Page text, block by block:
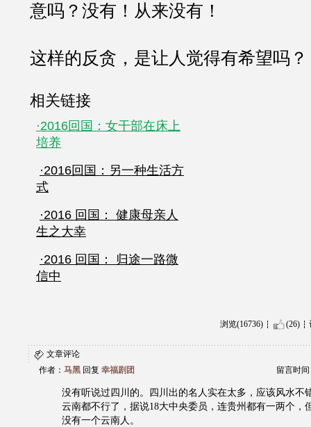
意吗？没有！从来没有！
这样的反贪，是让人觉得有希望吗？
相关链接
·2016回国：女干部在床上
培养
·2016回国：另一种生活方
式
·2016 回国： 健康母亲人
生之大幸
·2016 回国： 归途一路微
信中
浏览(16736) (26)
文章评论
作者： 马黑 回复 幸福剧团 留言时间
没有听说过四川的。四川出的名人实在太多，应该风水不
云南都不行了，据说18大中央委员，连贵州都有一两个，
没有一个云南人。